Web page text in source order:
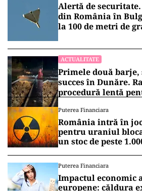
Alertă de
din România în
la 100 de metri de
ACTUALITATE
Primele două barje,
succes în Dunăre.
procedură lentă
Puterea Financiara
România intră în
pentru uraniul
un stoc de peste
Puterea Financiara
Impactul
europene: căldura